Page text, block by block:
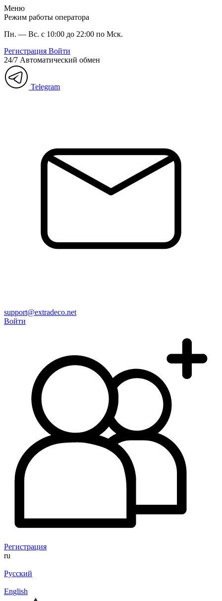
Меню
Режим работы оператора
Пн. — Вс. с 10:00 до 22:00 по Мск.
Регистрация Войти
24/7 Автоматический обмен
Telegram
support@extradeco.net
Войти
Регистрация
ru
Русский
English